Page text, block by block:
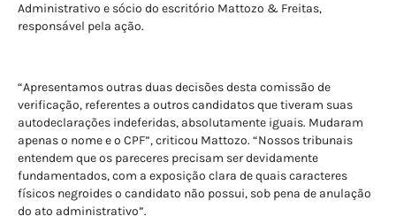
Administrativo e sócio do escritório Mattozo & Freitas,
responsável pela ação.
“Apresentamos outras duas decisões desta comissão de
verificação, referentes a outros candidatos que tiveram suas
autodeclarações indeferidas, absolutamente iguais. Mudaram
apenas o nome e o CPF”, criticou Mattozo. “Nossos tribunais
entendem que os pareceres precisam ser devidamente
fundamentados, com a exposição clara de quais caracteres
físicos negroides o candidato não possui, sob pena de anulação
do ato administrativo”.